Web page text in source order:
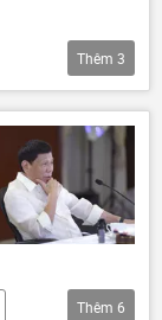
Thêm 3
Thêm 6